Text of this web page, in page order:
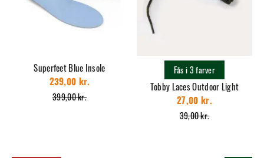
Superfeet Blue Insole
399,00 kr.
239,00 kr. Tobby Laces Outdoor Light
39,00 kr.
27,00 kr.
Fås i 3 farver